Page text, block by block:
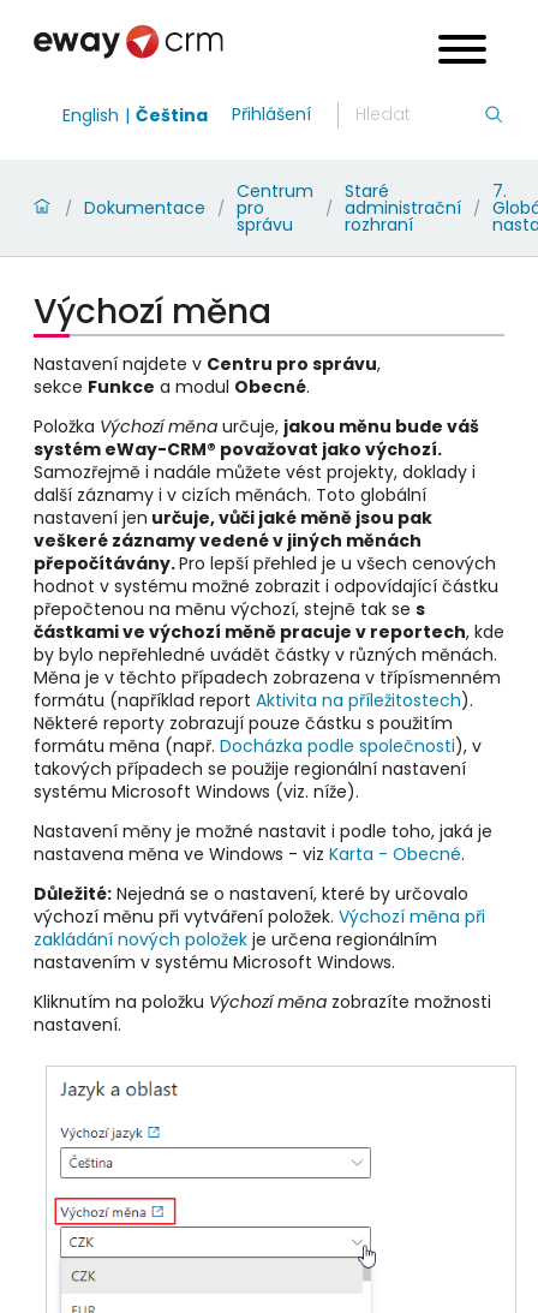
English Čeština Přihlášení
/ Dokumentace /
Centrum
pro
správu
/
Staré
administrační
rozhraní
/
7.
Výchozí měna
Nastavení najdete v Centru pro správu,
sekce Funkce a modul Obecné.
Položka Výchozí měna určuje, jakou měnu bude váš
systém eWay-CRM® považovat jako výchozí.
Samozřejmě i nadále můžete vést projekty, doklady i
další záznamy i v cizích měnách. Toto globální
nastavení jen určuje, vůči jaké měně jsou pak
veškeré záznamy vedené v jiných měnách
přepočítávány.Pro lepší přehled je u všech cenových
hodnot v systému možné zobrazit i odpovídající částku
přepočtenou na měnu výchozí, stejně tak se s
částkami ve výchozí měně pracuje v reportech, kde
by bylo nepřehledné uvádět částky v různých měnách.
Měna je v těchto případech zobrazena v třípísmenném
formátu (například report Aktivita na příležitostech).
Některé reporty zobrazují pouze částku s použitím
formátu měna (např. Docházka podle společnosti), v
takových případech se použije regionální nastavení
systému Microsoft Windows (viz. níže).
Nastavení měny je možné nastavit i podle toho, jaká je
nastavena měna ve Windows - viz Karta - Obecné.
Důležité: Nejedná se o nastavení, které by určovalo
výchozí měnu při vytváření položek. Výchozí měna při
zakládání nových položek je určena regionálním
nastavením v systému Microsoft Windows.
Kliknutím na položku Výchozí měna zobrazíte možnosti
nastavení.